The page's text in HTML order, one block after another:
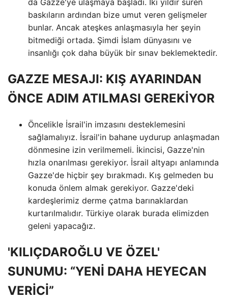
da Gazze'ye ulaşmaya başladı. İki yıldır süren
baskıların ardından bize umut veren gelişmeler
bunlar. Ancak ateşkes anlaşmasıyla her şeyin
bitmediği ortada. Şimdi İslam dünyasını ve
insanlığı çok daha büyük bir sınav beklemektedir.
GAZZE MESAJI: KIŞ AYARINDAN
ÖNCE ADIM ATILMASI GEREKİYOR
Öncelikle İsrail'in imzasını desteklemesini
sağlamalıyız. İsrail'in bahane uydurup anlaşmadan
dönmesine izin verilmemeli. İkincisi, Gazze'nin
hızla onarılması gerekiyor. İsrail altyapı anlamında
Gazze'de hiçbir şey bırakmadı. Kış gelmeden bu
konuda önlem almak gerekiyor. Gazze'deki
kardeşlerimiz derme çatma barınaklardan
kurtarılmalıdır. Türkiye olarak burada elimizden
geleni yapacağız.
'KILIÇDAROĞLU VE ÖZEL'
SUNUMU: “YENİ DAHA HEYECAN
VERİCİ”